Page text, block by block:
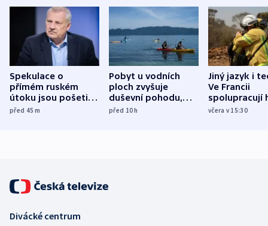
Spekulace o
přímém ruském
útoku jsou pošetilé,
míní estonský
před 45m
Pobyt u vodních
ploch zvyšuje
duševní pohodu,
ukázala
před 10h
Jiný jazyk i
Ve Francii
spolupracují
různých zemí
včera v 15:30
Divácké centrum